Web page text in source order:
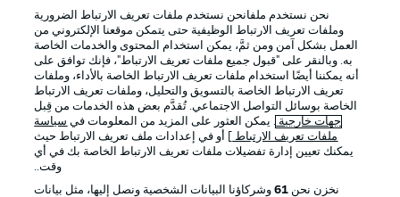
الإعلانات الإخطارات القانونية
نحن نستخدم ملفانحن نستخدم ملفات تعريف الارتباط الضرورية
وملفات تعريف الارتباط الوظيفية حتى يتمكن موقعنا الإلكتروني من
العمل بشكل آمن ومن ثمَّ، يمكن استخدام المحتوى والخدمات الخاصة
به. وبالنقر على "قبول جميع ملفات تعريف الارتباط"، فإنك توافق على
أنه يمكننا أيضًا استخدام ملفات تعريف الارتباط الخاصة بالأداء، وملفات
تعريف الارتباط الخاصة بالتسويق والتحليل، وملفات تعريف الارتباط
الخاصة بوسائل التواصل الاجتماعي. تُقدَّم بعض هذه الخدمات من قِبل
جهات خارجية . يمكن العثور على المزيد من المعلومات في سياسة
ملفات تعريف الارتباط
] أو في إعدادات ملف تعريف الارتباط حيث
يمكنك تعيين إدارة تفضيلات ملفات تعريف الارتباط الخاصة بك في أي
وقت..
نخزن نحن 61وشركاؤنا البيانات الشخصية ونصل إليها، مثل بيانات